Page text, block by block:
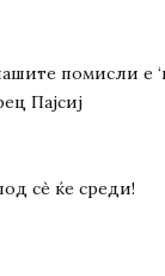
помисли е
Пајсиј
сѐ ќе среди!